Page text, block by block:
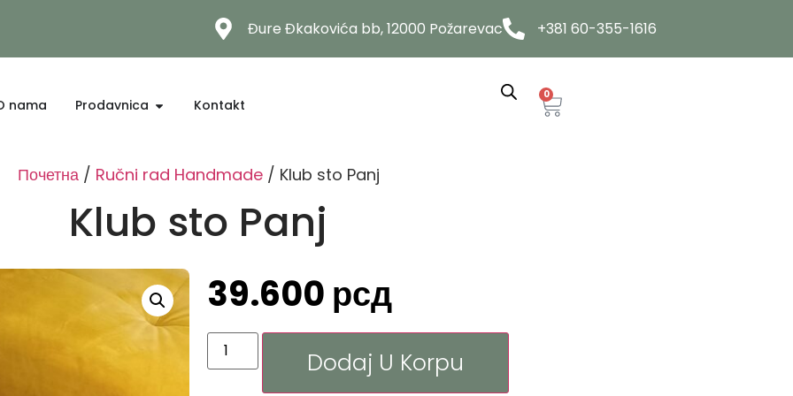
Đure Đkakovića bb, 12000 Požarevac +381 60-355-1616
nama Prodavnica Kontakt
0
Почетна/ Ručni rad Handmade/ Klub sto Panj
Klub sto Panj
39.600 рсд
Dodaj U Korpu